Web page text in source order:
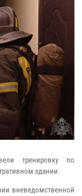
тренировку по
здании.
вневедомственной